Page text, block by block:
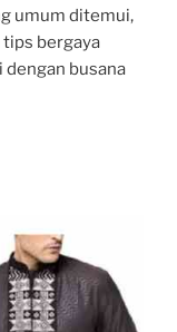
umum ditemui,
tips bergaya
dengan busana